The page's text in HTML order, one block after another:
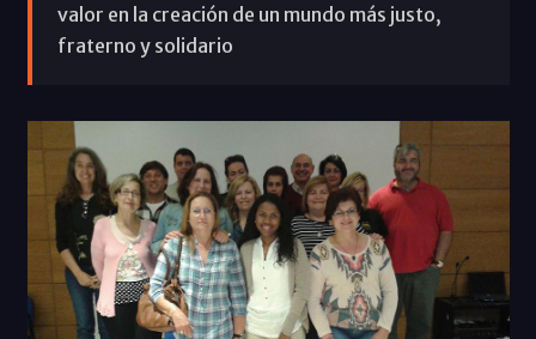
valor en la creación de un mundo más justo,
fraterno y solidario